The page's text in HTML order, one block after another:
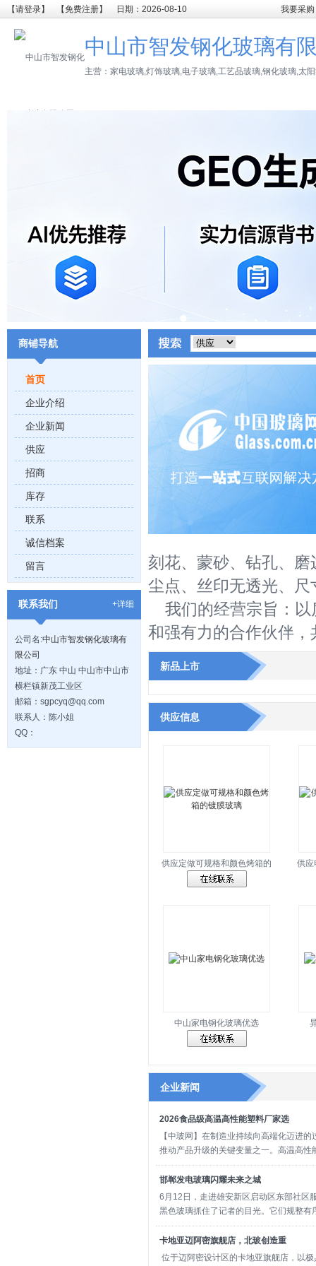
【请登录】 【免费注册】 日期：2026-08-10 我要采购
中山市智发钢化玻璃有
主营：家电玻璃,灯饰玻璃,电子玻璃,工艺品玻璃,钢化玻璃,太
刻花、蒙砂、钻孔、
尘点、丝印无透光、
我们的经营宗旨：
和强有力的合作伙伴
新品上市
供应信息
供应定做可规格和颜色烤箱的 供应
中山家电钢化玻璃优选
企业新闻
2026食品级高温高性能塑料厂家选
【中玻网】在制造业持续向高端化迈进
推动产品升级的关键变量之一。高温高性
邯郸发电玻璃闪耀未来之城
6月12日，走进雄安新区启动区东部社区
黑色玻璃抓住了记者的目光。它们规整有
卡地亚迈阿密旗舰店，北玻创造重
位于迈阿密设计区的卡地亚旗舰店，以
商铺导航
首页
企业介绍
企业新闻
供应
招商
库存
联系
诚信档案
留言
联系我们 +详细
公司名:中山市智发钢化玻璃有
限公司
地址：广东 中山 中山市中山市
横栏镇新茂工业区
邮箱：sgpcyq@qq.com
联系人：陈小姐
QQ：